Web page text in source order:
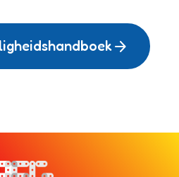
arrow_forward
de homepagina van de